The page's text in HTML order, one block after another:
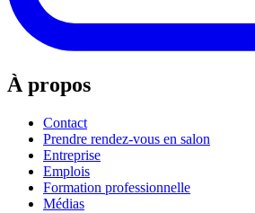
À propos
Contact
Prendre rendez-vous en salon
Entreprise
Emplois
Formation professionnelle
Médias